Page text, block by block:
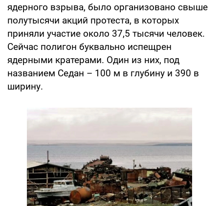
ядерного взрыва, было организовано свыше
полутысячи акций протеста, в которых
приняли участие около 37,5 тысячи человек.
Сейчас полигон буквально испещрен
ядерными кратерами. Один из них, под
названием Седан – 100 м в глубину и 390 в
ширину.